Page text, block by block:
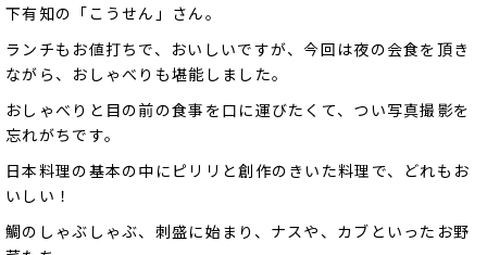
下有知の「こうせん」さん。
ランチもお値打ちで、おいしいですが、今回は夜の会食を頂き
ながら、おしゃべりも堪能しました。
おしゃべりと目の前の食事を口に運びたくて、つい写真撮影を
忘れがちです。
日本料理の基本の中にピリリと創作のきいた料理で、どれもお
いしい！
鯛のしゃぶしゃぶ、刺盛に始まり、ナスや、カブといったお野